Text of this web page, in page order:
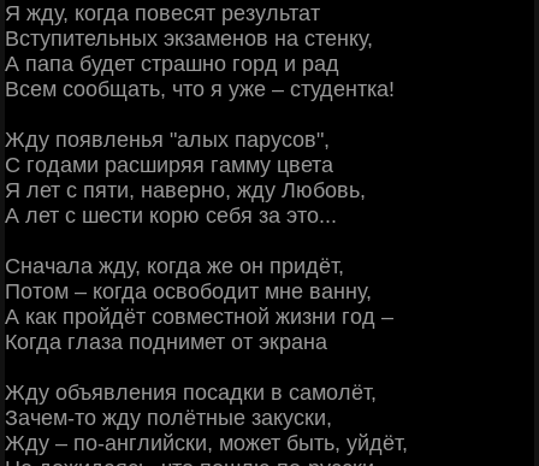
Я жду, когда повесят результат
Вступительных экзаменов на стенку,
А папа будет страшно горд и рад
Всем сообщать, что я уже – студентка!
Жду появленья "алых парусов",
С годами расширяя гамму цвета
Я лет с пяти, наверно, жду Любовь,
А лет с шести корю себя за это...
Сначала жду, когда же он придёт,
Потом – когда освободит мне ванну,
А как пройдёт совместной жизни год –
Когда глаза поднимет от экрана
Жду объявления посадки в самолёт,
Зачем-то жду полётные закуски,
Жду – по-английски, может быть, уйдёт,